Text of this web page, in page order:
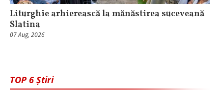
Liturghie arhierească la mănăstirea suceveană
Slatina
07 Aug, 2026
TOP 6 Știri